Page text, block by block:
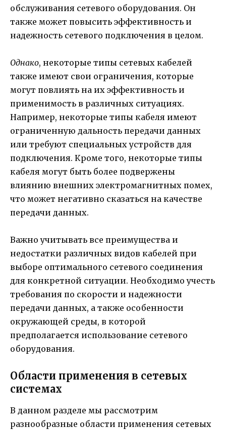
обслуживания сетевого оборудования. Он
также может повысить эффективность и
надежность сетевого подключения в целом.
Однако, некоторые типы сетевых кабелей
также имеют свои ограничения, которые
могут повлиять на их эффективность и
применимость в различных ситуациях.
Например, некоторые типы кабеля имеют
ограниченную дальность передачи данных
или требуют специальных устройств для
подключения. Кроме того, некоторые типы
кабеля могут быть более подвержены
влиянию внешних электромагнитных помех,
что может негативно сказаться на качестве
передачи данных.
Важно учитывать все преимущества и
недостатки различных видов кабелей при
выборе оптимального сетевого соединения
для конкретной ситуации. Необходимо учесть
требования по скорости и надежности
передачи данных, а также особенности
окружающей среды, в которой
предполагается использование сетевого
оборудования.
Области применения в сетевых
системах
В данном разделе мы рассмотрим
разнообразные области применения сетевых